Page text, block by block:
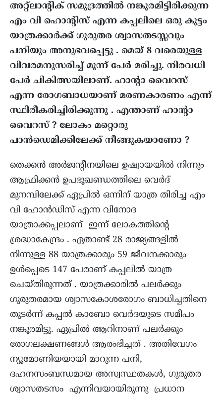
അറ്റ്ലാന്റിക് സമുദ്രത്തിൽ നങ്കൂരമിട്ടിരിക്കുന്ന
എം വി ഹൊന്റിസ് എന്ന കപ്പലിലെ ഒരു കൂട്ടം
യാത്രക്കാർക്ക് ഗുരുതര ശ്വാസതടസ്സവും
പനിയും അനുഭവപ്പെട്ടു . മെയ് 8 വരെയുള്ള
വിവരമനുസരിച്ച് മൂന്ന് പേർ മരിച്ചു. നിരവധി
പേർ ചികിത്സയിലാണ്. ഹാന്റാ വൈറസ്
എന്ന രോഗബാധയാണ് മരണകാരണം എന്ന്
സ്ഥിരീകരിച്ചിരിക്കുന്നു . എന്താണ് ഹാന്റാ
വൈറസ് ? ലോകം മറ്റൊരു
പാൻഡെമിക്കിലേക്ക് നീങ്ങുകയാണോ ?
തെക്കൻ അർജന്റീനയിലെ ഉഷ്വായയിൽ നിന്നും
ആഫ്രിക്കൻ ഉപഭൂഖണ്ഡത്തിലെ വെർദ്
മുനമ്പിലേക്ക് ഏപ്രിൽ ഒന്നിന് യാത്ര തിരിച്ച എം
വി ഹോൻഡിസ് എന്ന വിനോദ
യാത്രാക്കപ്പലാണ് ഇന്ന് ലോകത്തിന്റെ
ശ്രദ്ധാകേന്ദ്രം . ഏതാണ്ട് 28 രാജ്യങ്ങളിൽ
നിന്നുള്ള 88 യാത്രക്കാരും 59 ജീവനക്കാരും
ഉൾപ്പെടെ 147 പേരാണ് കപ്പലിൽ യാത്ര
ചെയ്തിരുന്നത് . യാത്രക്കാരിൽ പലർക്കും
ഗുരുതരമായ ശ്വാസകോശരോഗം ബാധിച്ചതിനെ
തുടർന്ന് കപ്പൽ കാബോ വെർദയുടെ സമീപം
നങ്കൂരമിട്ടു. ഏപ്രിൽ ആറിനാണ് പലർക്കും
രോഗലക്ഷണങ്ങൾ ആരംഭിച്ചത് . അതിവേഗം
ന്യൂമോണിയയായി മാറുന്ന പനി,
ദഹനസംബന്ധമായ അസ്വസ്ഥതകൾ, ഗുരുതര
ശ്വാസതടസം എന്നിവയായിരുന്നു പ്രധാന